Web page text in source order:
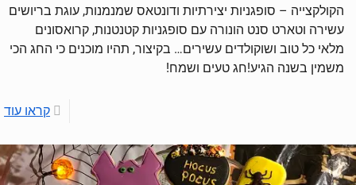
הקולקצייה – סופגניות יצירתיות ודונטאס שמנמנות, עוגת בריושים
עשירה וטארט סנט הונורה עם סופגניות קטנטנות, קרואסונים
מלאי כל טוב ושוקולדים עשירים… בקיצור, תהיו מוכנים כי החג הכי
משמין בשנה הגיע!חג טעים ושמח!
קראו עוד